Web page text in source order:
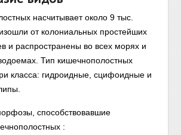
насчитывает около 9 тыс.
от колониальных простейших
и распространены во всех морях и
Тип кишечнополостных
класса: гидроидные, сцифоидные и
способствовавшие
: